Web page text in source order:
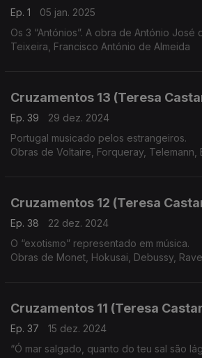
Ep. 1
05 jan. 2025
Os 3 “Antónios”. A obra de António José
Teixeira, Francisco António de Almeida
Cruzamentos 13 (Teresa
Ep. 39
29 dez. 2024
Portugal musicado pelos estrangeiros.
Obras de Voltaire, Forqueray, Telemann,
Cruzamentos 12 (Teresa
Ep. 38
22 dez. 2024
O “exotismo” representado em música.
Obras de Monet, Hokusai, Debussy,
Cruzamentos 11 (Teresa
Ep. 37
15 dez. 2024
“Ó mar salgado, quanto do teu sal são